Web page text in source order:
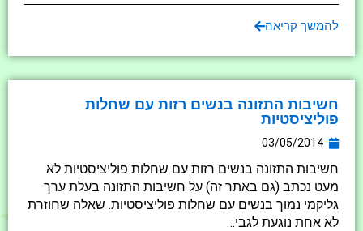
להמשך קריאה
חשיבות התזונה בנשים רזות עם שחלות
פוליציסטיות
03/05/2014
חשיבות התזונה בנשים רזות עם שחלות פוליציסטיות לא
מעט נכתב (גם באתר זה) על חשיבות התזונה בעלת ערך
גליקמי נמוך בנשים עם שחלות פוליציסטיות. שאלה שחוזרת
לא אחת נוגעת לגבי…